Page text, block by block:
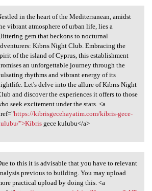
in the heart of the
in the heart of the Mediterranean, amidst
vibrant atmosphere of urban life, lies a
gem that beckons to nocturnal
Kıbrıs Night Club. Embracing the
of the island of Cyprus, this establishment
an unforgettable journey through the
rhythms and vibrant energy of its
Let's delve into the allure of Kıbrıs Night
and discover the experiences it offers to those
seek excitement under the stars. <a
https://kibrisgecehayatim.com/kibris-gece-
">Kibrisgece kulubu</a>
to this it is advisable
to this it is advisable that you have to relevant
previous to building. You may upload
practical upload by doing this. <a